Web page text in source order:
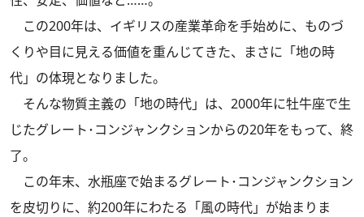
この200年は、イギリスの産業革命を手始めに、ものづ
くりや目に見える価値を重んじてきた、まさに「地の時
代」の体現となりました。
そんな物質主義の「地の時代」は、2000年に牡牛座で生
じたグレート･コンジャンクションからの20年をもって、終
了。
この年末、水瓶座で始まるグレート･コンジャンクション
を皮切りに、約200年にわたる「風の時代」が始まりま